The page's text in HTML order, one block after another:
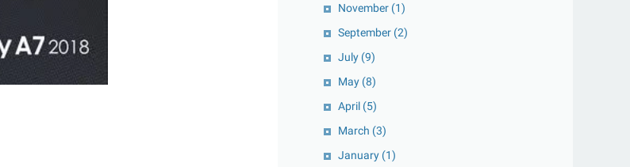
November (1)
September (2)
July (9)
May (8)
April (5)
March (3)
January (1)